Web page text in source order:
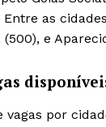
as
e
por